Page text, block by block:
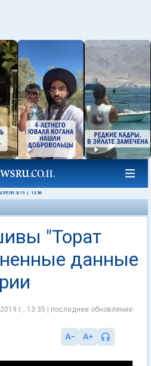
2019 13:56
"Торат
данные
г., 13:35 | последнее обновление: